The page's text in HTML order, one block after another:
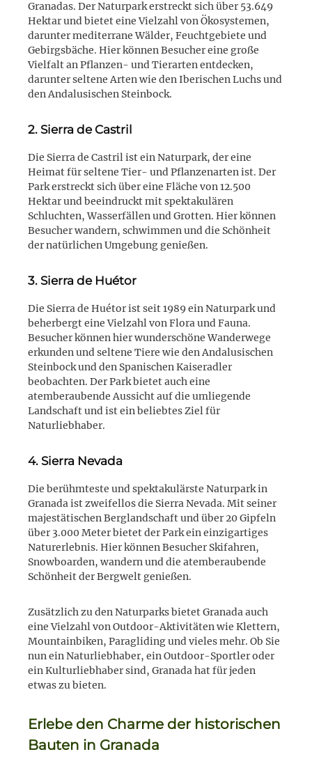
Granadas. Der Naturpark erstreckt sich über 53.649
Hektar und bietet eine Vielzahl von Ökosystemen,
darunter mediterrane Wälder, Feuchtgebiete und
Gebirgsbäche. Hier können Besucher eine große
Vielfalt an Pflanzen- und Tierarten entdecken,
darunter seltene Arten wie den Iberischen Luchs und
den Andalusischen Steinbock.
2. Sierra de Castril
Die Sierra de Castril ist ein Naturpark, der eine
Heimat für seltene Tier- und Pflanzenarten ist. Der
Park erstreckt sich über eine Fläche von 12.500
Hektar und beeindruckt mit spektakulären
Schluchten, Wasserfällen und Grotten. Hier können
Besucher wandern, schwimmen und die Schönheit
der natürlichen Umgebung genießen.
3. Sierra de Huétor
Die Sierra de Huétor ist seit 1989 ein Naturpark und
beherbergt eine Vielzahl von Flora und Fauna.
Besucher können hier wunderschöne Wanderwege
erkunden und seltene Tiere wie den Andalusischen
Steinbock und den Spanischen Kaiseradler
beobachten. Der Park bietet auch eine
atemberaubende Aussicht auf die umliegende
Landschaft und ist ein beliebtes Ziel für
Naturliebhaber.
4. Sierra Nevada
Die berühmteste und spektakulärste Naturpark in
Granada ist zweifellos die Sierra Nevada. Mit seiner
majestätischen Berglandschaft und über 20 Gipfeln
über 3.000 Meter bietet der Park ein einzigartiges
Naturerlebnis. Hier können Besucher Skifahren,
Snowboarden, wandern und die atemberaubende
Schönheit der Bergwelt genießen.
Zusätzlich zu den Naturparks bietet Granada auch
eine Vielzahl von Outdoor-Aktivitäten wie Klettern,
Mountainbiken, Paragliding und vieles mehr. Ob Sie
nun ein Naturliebhaber, ein Outdoor-Sportler oder
ein Kulturliebhaber sind, Granada hat für jeden
etwas zu bieten.
Erlebe den Charme der historischen
Bauten in Granada